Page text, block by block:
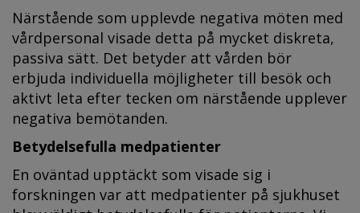
Närstående som upplevde negativa möten med
vårdpersonal visade detta på mycket diskreta,
passiva sätt. Det betyder att vården bör
erbjuda individuella möjligheter till besök och
aktivt leta efter tecken om närstående upplever
negativa bemötanden.
Betydelsefulla medpatienter
En oväntad upptäckt som visade sig i
forskningen var att medpatienter på sjukhuset